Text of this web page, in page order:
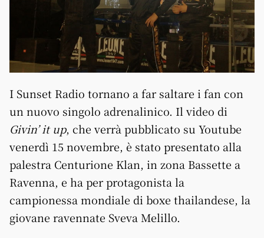
I Sunset Radio tornano a far saltare i fan con
un nuovo singolo adrenalinico. Il video di
Givin’ it up, che verrà pubblicato su Youtube
venerdì 15 novembre, è stato presentato alla
palestra Centurione Klan, in zona Bassette a
Ravenna, e ha per protagonista la
campionessa mondiale di boxe thailandese, la
giovane ravennate Sveva Melillo.